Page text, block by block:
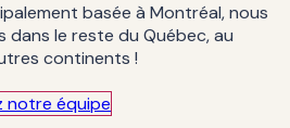
basée à Montréal, nous
le reste du Québec, au
continents !
notre équipe​​​​